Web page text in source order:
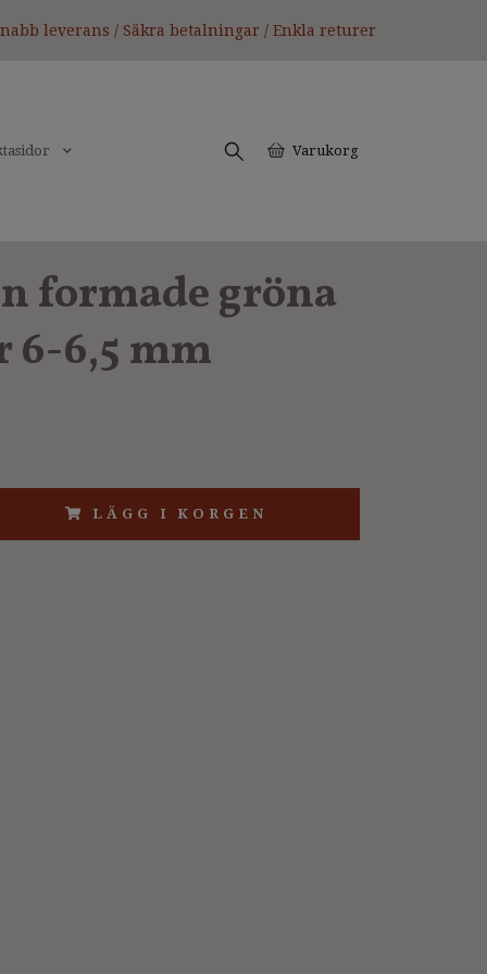
leverans / Säkra betalningar / Enkla returer
Varukorg
formade gröna
6-6,5 mm
LÄGG I KORGEN